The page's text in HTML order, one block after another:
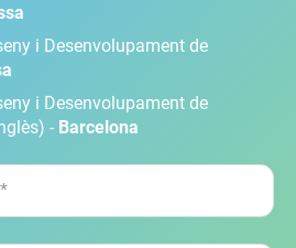
i Desenvolupament de
i Desenvolupament de
- Barcelona